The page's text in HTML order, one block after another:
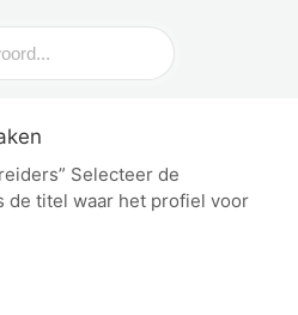
Selecteer de
de titel waar het profiel voor